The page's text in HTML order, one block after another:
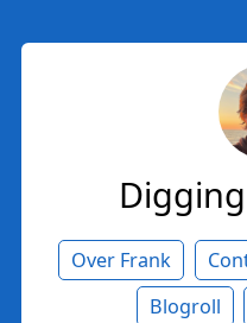
Over Frank
Blogroll